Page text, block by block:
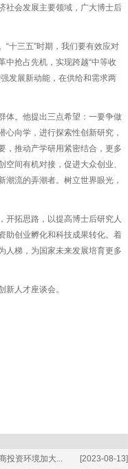
社会发展主要领域，广大博士后
十三五”时期，我们要有效应对
中抢占先机，实现跨越“中等收
发展新动能，在供给和需求两
体。他提出三点希望：一要争做
向学，进行探索性创新研究，
，推动产学研用紧密结合，更多
间有机对接，促进大众创业、
流的弄潮者。树立世界眼光，
开拓思路，以提高博士后研究人
助创业孵化和科技成果转化。着
人梯，为国家未来发展培育更多
人才座谈会。
[2023-08-13]
投资环境加大...